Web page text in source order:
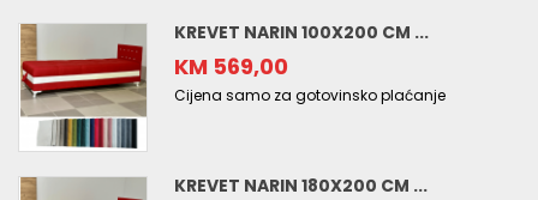
KREVET NARIN 100X200 CM ...
KM 569,00
Cijena samo za gotovinsko plaćanje
KREVET NARIN 180X200 CM ...